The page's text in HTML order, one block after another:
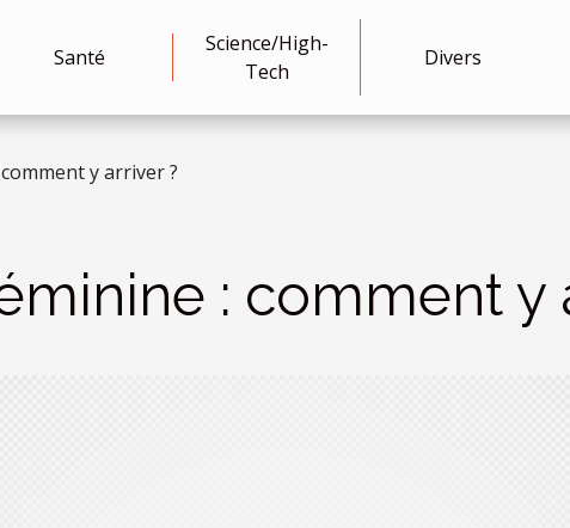
Santé
Science/High-
Tech
Divers
y arriver ?
: comment y